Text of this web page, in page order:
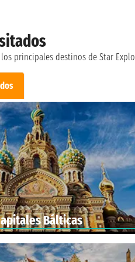
los principales destinos de Star
Bálticas